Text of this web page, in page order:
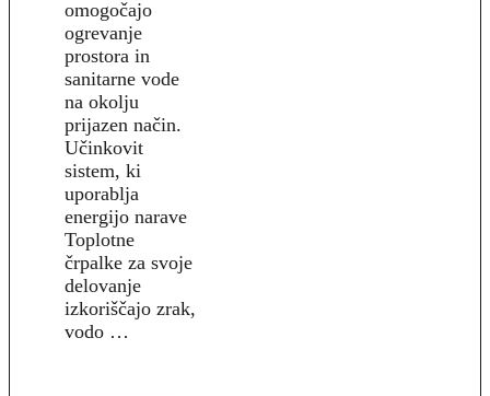
omogočajo
ogrevanje
prostora in
sanitarne vode
na okolju
prijazen način.
Učinkovit
sistem, ki
uporablja
energijo narave
Toplotne
črpalke za svoje
delovanje
izkoriščajo zrak,
vodo …